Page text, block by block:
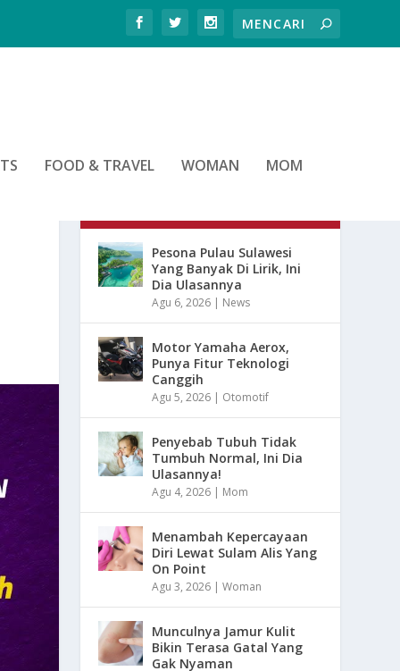
FOOD & TRAVEL WOMAN MOM
Pesona Pulau Sulawesi
Yang Banyak Di Lirik, Ini
Dia Ulasannya
Agu 6, 2026 | News
Motor Yamaha Aerox,
Punya Fitur Teknologi
Canggih
Agu 5, 2026 | Otomotif
Penyebab Tubuh Tidak
Tumbuh Normal, Ini Dia
Ulasannya!
Agu 4, 2026 | Mom
Menambah Kepercayaan
Diri Lewat Sulam Alis Yang
On Point
Agu 3, 2026 |Woman
Munculnya Jamur Kulit
Bikin Terasa Gatal Yang
Gak Nyaman